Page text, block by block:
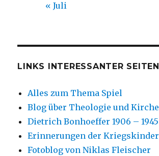
« Juli
LINKS INTERESSANTER SEITEN
Alles zum Thema Spiel
Blog über Theologie und Kirche
Dietrich Bonhoeffer 1906 – 1945
Erinnerungen der Kriegskinder
Fotoblog von Niklas Fleischer